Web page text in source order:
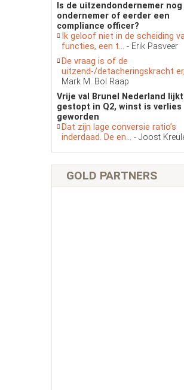
Is de uitzendondernemer nog
ondernemer of eerder een
compliance officer?
Ik geloof niet in de scheiding
functies, een t... - Erik Pasveer
De vraag is of de
uitzend-/detacheringskracht
Mark M. Bol Raap
Vrije val Brunel Nederland lijkt
gestopt in Q2, winst is verlies
geworden
Dat zijn lage conversie ratio’s
inderdaad. De en... - Joost
GOLD PARTNERS